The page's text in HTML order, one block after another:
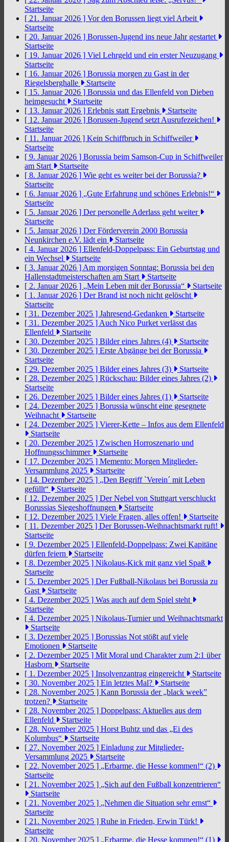
Startseite
[ 21. Januar 2026 ] Vor den Borussen liegt viel Arbeit
Startseite
[ 20. Januar 2026 ] Borussen-Jugend ins neue Jahr gestartet
Startseite
[ 19. Januar 2026 ] Viel Lehrgeld und ein erster Neuzugang
Startseite
[ 16. Januar 2026 ] Borussia morgen zu Gast in der
Riegelsberghalle
Startseite
[ 15. Januar 2026 ] Borussia und das Ellenfeld von Dieben
heimgesucht
Startseite
[ 13. Januar 2026 ] Erlebnis statt Ergebnis
Startseite
[ 12. Januar 2026 ] Borussen-Jugend setzt Ausrufezeichen!
Startseite
[ 11. Januar 2026 ] Kein Schiffbruch in Schiffweiler
Startseite
[ 9. Januar 2026 ] Borussia beim Samson-Cup in Schiffweiler
am Start
Startseite
[ 8. Januar 2026 ] Wie geht es weiter bei der Borussia?
Startseite
[ 6. Januar 2026 ] „Gute Erfahrung und schönes Erlebnis!“
Startseite
[ 5. Januar 2026 ] Der personelle Aderlass geht weiter
Startseite
[ 5. Januar 2026 ] Der Förderverein 2000 Borussia
Neunkirchen e.V. lädt ein
Startseite
[ 4. Januar 2026 ] Ellenfeld-Doppelpass: Ein Geburtstag und
ein Wechsel
Startseite
[ 3. Januar 2026 ] Am morgigen Sonntag: Borussia bei den
Hallenstadtmeisterschaften am Start
Startseite
[ 2. Januar 2026 ] „Mein Leben mit der Borussia“
Startseite
[ 1. Januar 2026 ] Der Brand ist noch nicht gelöscht
Startseite
[ 31. Dezember 2025 ] Jahresend-Gedanken
Startseite
[ 31. Dezember 2025 ] Auch Nico Purket verlässt das
Ellenfeld
Startseite
[ 30. Dezember 2025 ] Bilder eines Jahres (4)
Startseite
[ 30. Dezember 2025 ] Erste Abgänge bei der Borussia
Startseite
[ 29. Dezember 2025 ] Bilder eines Jahres (3)
Startseite
[ 28. Dezember 2025 ] Rückschau: Bilder eines Jahres (2)
Startseite
[ 26. Dezember 2025 ] Bilder eines Jahres (1)
Startseite
[ 24. Dezember 2025 ] Borussia wünscht eine gesegnete
Weihnacht
Startseite
[ 24. Dezember 2025 ] Vierer-Kette – Infos aus dem Ellenfeld
Startseite
[ 20. Dezember 2025 ] Zwischen Horroszenario und
Hoffnungsschimmer
Startseite
[ 17. Dezember 2025 ] Memento: Morgen Mitglieder-
Versammlung 2025
Startseite
[ 14. Dezember 2025 ] „Den Begriff `Verein´ mit Leben
gefüllt“
Startseite
[ 12. Dezember 2025 ] Der Nebel von Stuttgart verschluckt
Borussias Siegeshoffnungen
Startseite
[ 12. Dezember 2025 ] Viele Fragen, alles offen!
Startseite
[ 11. Dezember 2025 ] Der Borussen-Weihnachtsmarkt ruft!
Startseite
[ 9. Dezember 2025 ] Ellenfeld-Doppelpass: Zwei Kapitäne
dürfen feiern
Startseite
[ 8. Dezember 2025 ] Nikolaus-Kick mit ganz viel Spaß
Startseite
[ 5. Dezember 2025 ] Der Fußball-Nikolaus bei Borussia zu
Gast
Startseite
[ 4. Dezember 2025 ] Was auch auf dem Spiel steht
Startseite
[ 4. Dezember 2025 ] Nikolaus-Turnier und Weihnachtsmarkt
Startseite
[ 3. Dezember 2025 ] Borussias Not stößt auf viele
Emotionen
Startseite
[ 2. Dezember 2025 ] Mit Moral und Charakter zum 2:1 über
Hasborn
Startseite
[ 1. Dezember 2025 ] Insolvenzantrag eingereicht
Startseite
[ 30. November 2025 ] Ein letztes Mal?
Startseite
[ 28. November 2025 ] Kann Borussia der „black week”
trotzen?
Startseite
[ 28. November 2025 ] Doppelpass: Aktuelles aus dem
Ellenfeld
Startseite
[ 28. November 2025 ] Horst Buhtz und das „Ei des
Kolumbus“
Startseite
[ 27. November 2025 ] Einladung zur Mitglieder-
Versammlung 2025
Startseite
[ 22. November 2025 ] „Erbarme, die Hesse kommen!“ (2)
Startseite
[ 21. November 2025 ] „Sich auf den Fußball konzentrieren“
Startseite
[ 21. November 2025 ] „Nehmen die Situation sehr ernst“
Startseite
[ 21. November 2025 ] Ruhe in Frieden, Erwin Türk!
Startseite
[ 20. November 2025 ] „Erbarme, die Hesse kommen!“ (1)